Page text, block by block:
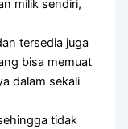
milik sendiri,
tersedia juga
bisa memuat
dalam sekali
tidak